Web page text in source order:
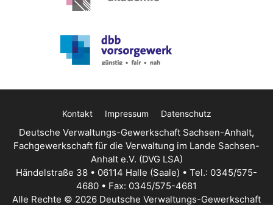
Kontakt Impressum Datenschutz
Deutsche Verwaltungs-Gewerkschaft Sachsen-Anhalt,
Fachgewerkschaft für die Verwaltung im Lande Sachsen-
Anhalt e.V. (DVG LSA)
Händelstraße 38 • 06114 Halle (Saale) • Tel.: 0345/575-
4680 • Fax: 0345/575-4681
Alle Rechte © 2026 Deutsche Verwaltungs-Gewerkschaft